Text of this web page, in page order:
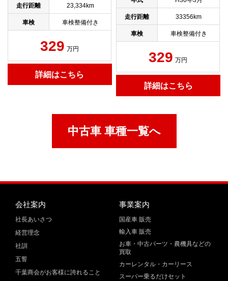
走行距離 23,334km
車検 車検整備付き
329 万円
詳細はこちら
走行距離 33356km
車検 車検整備付き
329 万円
詳細はこちら
中古車 車種一覧へ
会社案内
社長あいさつ
経営理念
社訓
五誓
千葉商会がお客様に誇れること
事業案内
国産車 販売
輸入車 販売
お車・中古パーツ・農機具などの
買取
カーレンタル・カーリース
スーパー乗るだけセット